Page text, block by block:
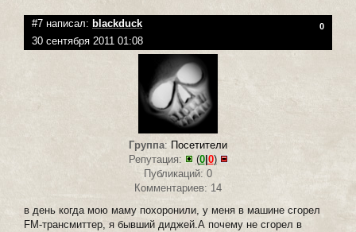
#7 написал: blackduck 0
30 сентября 2011 01:08
Группа: Посетители
Репутация:
(0| 0)
Публикаций: 0
Комментариев: 14
в день когда мою маму похоронили, у меня в машине сгорел
FM-трансмиттер, я бывший диджей.А почему не сгорел в